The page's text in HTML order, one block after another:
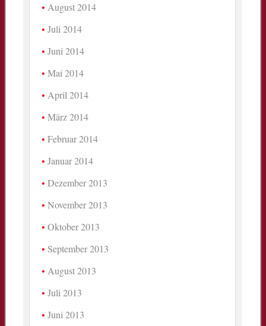
August 2014
Juli 2014
Juni 2014
Mai 2014
April 2014
März 2014
Februar 2014
Januar 2014
Dezember 2013
November 2013
Oktober 2013
September 2013
August 2013
Juli 2013
Juni 2013